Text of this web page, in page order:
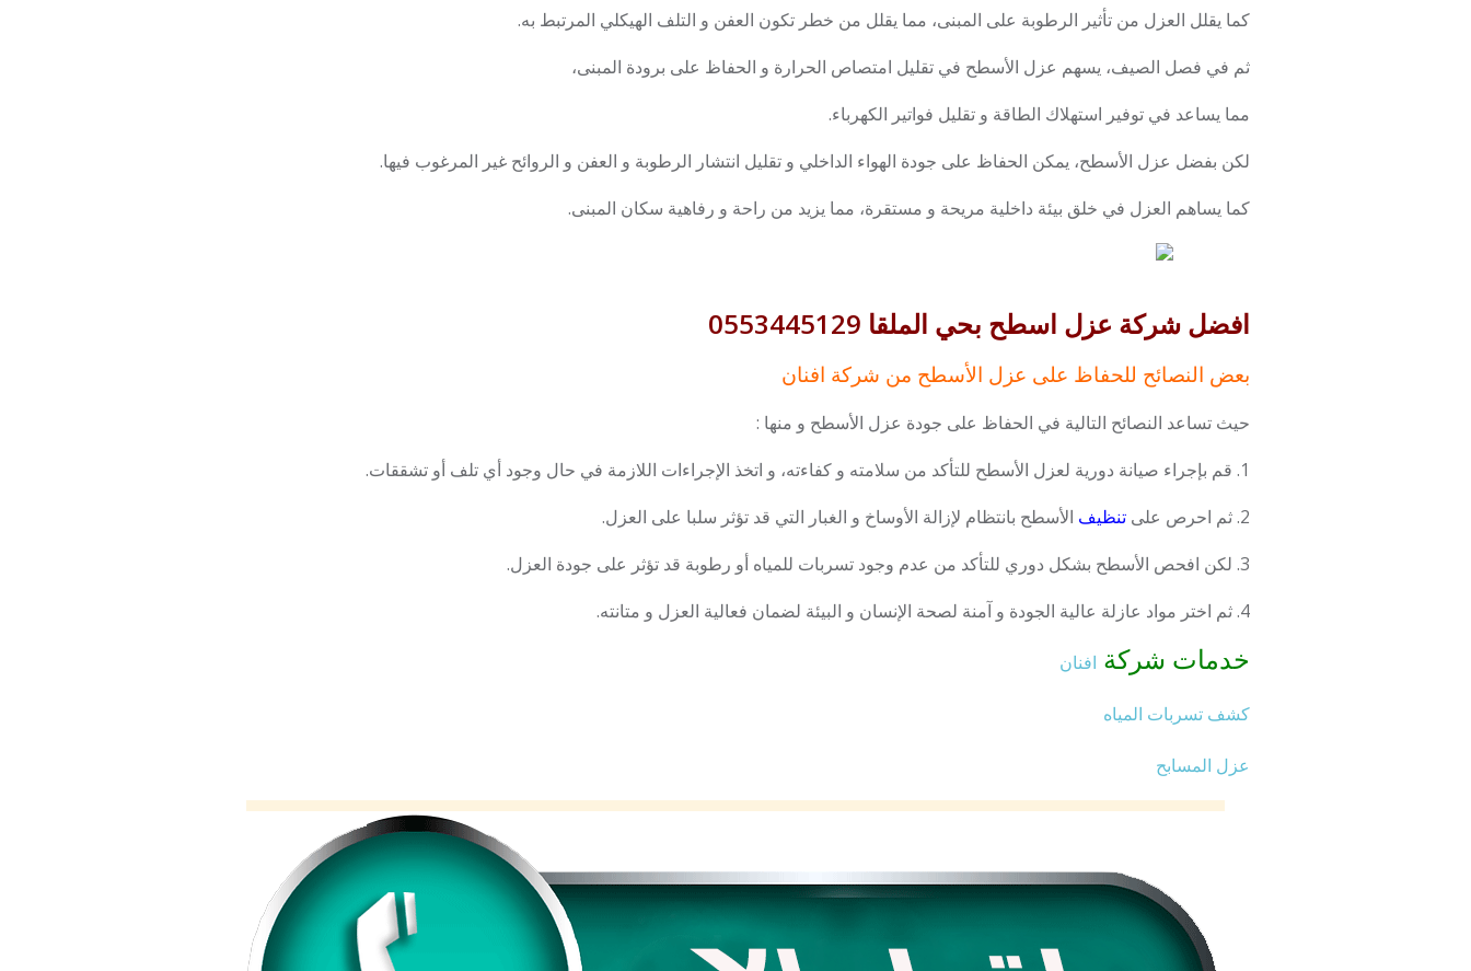
كما يقلل العزل من تأثير الرطوبة على المبنى، مما يقلل من خطر تكون العفن و التلف الهيكلي المرتبط به.
ثم في فصل الصيف، يسهم عزل الأسطح في تقليل امتصاص الحرارة و الحفاظ على برودة المبنى،
مما يساعد في توفير استهلاك الطاقة و تقليل فواتير الكهرباء.
لكن بفضل عزل الأسطح، يمكن الحفاظ على جودة الهواء الداخلي و تقليل انتشار الرطوبة و العفن و الروائح غير المرغوب فيها.
كما يساهم العزل في خلق بيئة داخلية مريحة و مستقرة، مما يزيد من راحة و رفاهية سكان المبنى.
افضل شركة عزل اسطح بحي الملقا 0553445129
بعض النصائح للحفاظ على عزل الأسطح من شركة افنان
حيث تساعد النصائح التالية في الحفاظ على جودة عزل الأسطح و منها :
1. قم بإجراء صيانة دورية لعزل الأسطح للتأكد من سلامته و كفاءته، و اتخذ الإجراءات اللازمة في حال وجود أي تلف أو تشققات.
2. ثم احرص على
تنظيف الأسطح بانتظام لإزالة الأوساخ و الغبار التي قد تؤثر سلبا على العزل.
3. لكن افحص الأسطح بشكل دوري للتأكد من عدم وجود تسربات للمياه أو رطوبة قد تؤثر على جودة العزل.
4. ثم اختر مواد عازلة عالية الجودة و آمنة لصحة الإنسان و البيئة لضمان فعالية العزل و متانته.
خدمات شركة افنان
كشف تسربات المياه
عزل المسابح